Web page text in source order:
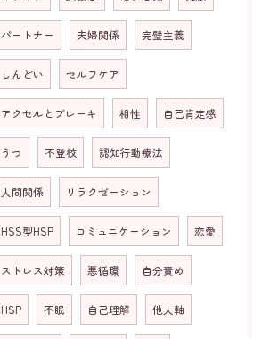
パートナー 夫婦関係 完璧主義
しんどい セルフケア
アクセルとブレーキ 相性 自己肯定感
うつ 不登校 認知行動療法
人間関係 リラクゼーション
HSS型HSP コミュニケーション 恋愛
ストレス対策 悪循環 自分責め
HSP 不眠 自己理解 他人軸
お問い合わせはこちら